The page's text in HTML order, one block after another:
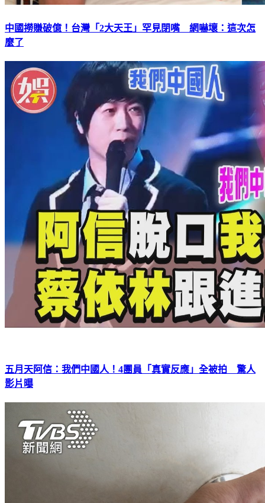
中國撈賺破億！台灣「2大天王」罕見閉嘴 網嚇壞：這次怎
麼了
五月天阿信：我們中國人！4團員「真實反應」全被拍 驚人
影片曝